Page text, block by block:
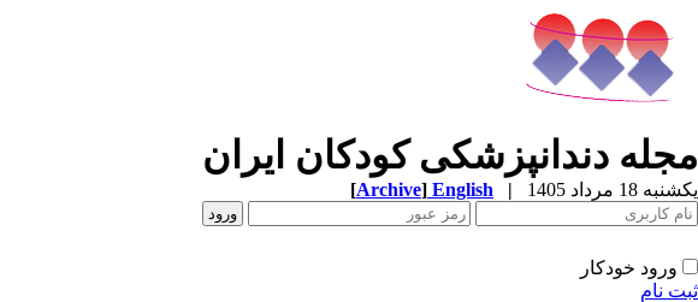
مجله دندانپزشکی کودکان ایران
یکشنبه 18 مرداد 1405 |
English
[Archive]
ورود خودکار
ثبت نام